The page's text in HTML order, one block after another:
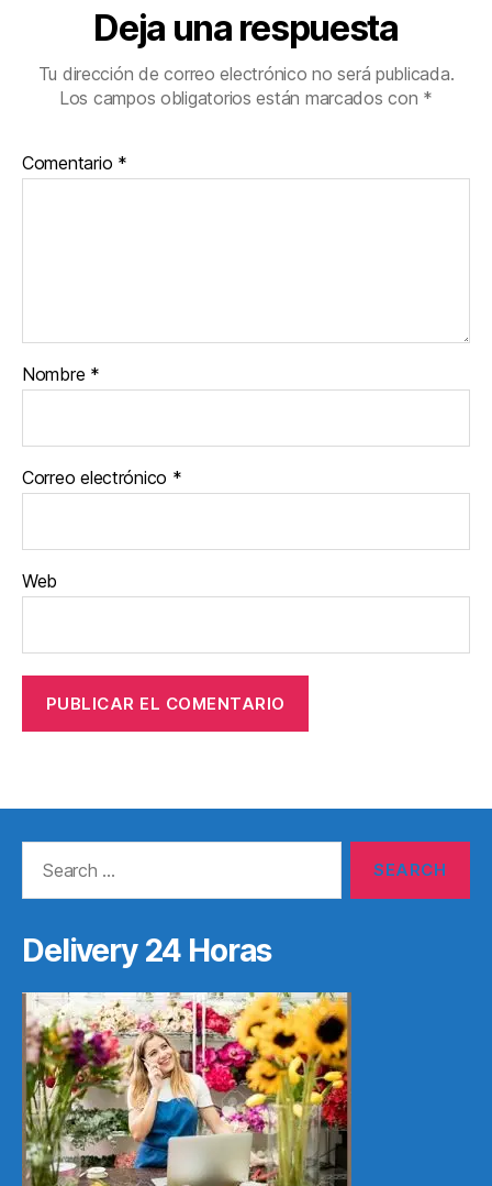
Deja una respuesta
Tu dirección de correo electrónico no será publicada.
Los campos obligatorios están marcados con *
Comentario *
Nombre *
Correo electrónico *
Web
Delivery 24 Horas